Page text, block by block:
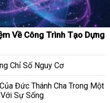
Về Công Trình Tạo Dựng
Chỉ Số Nguy Cơ
Đức Thánh Cha Trong Một
Sự Sống